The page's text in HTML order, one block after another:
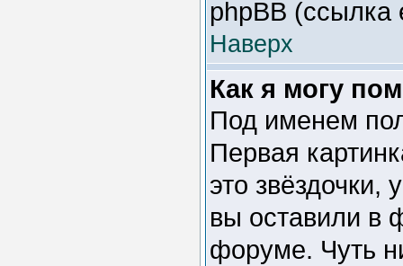
phpBB (ссылка
Наверх
Как я могу
Под именем
Первая
это
вы оставили в
форуме. Чуть